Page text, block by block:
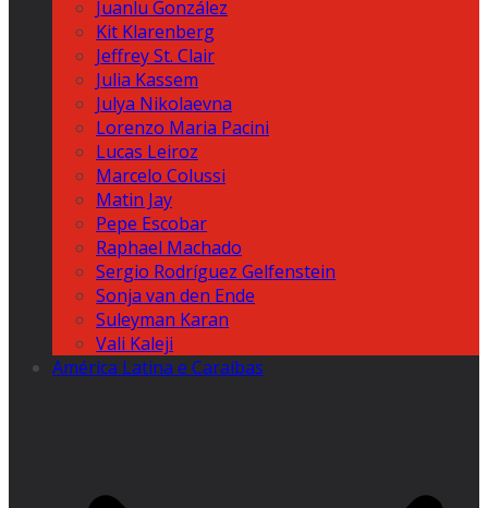
Juanlu González
Kit Klarenberg
Jeffrey St. Clair
Julia Kassem
Julya Nikolaevna
Lorenzo Maria Pacini
Lucas Leiroz
Marcelo Colussi
Matin Jay
Pepe Escobar
Raphael Machado
Sergio Rodríguez Gelfenstein
Sonja van den Ende
Suleyman Karan
Vali Kaleji
América Latina e Caraíbas